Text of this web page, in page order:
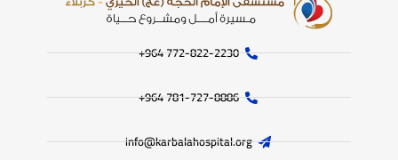
772-822-2230‏ 964+
781-727-8886 964+
info@karbalahospital.org